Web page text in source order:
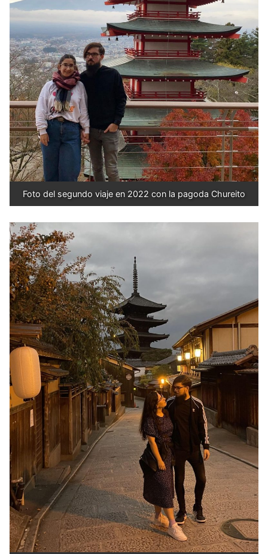
Foto del segundo viaje en 2022 con la pagoda Chureito